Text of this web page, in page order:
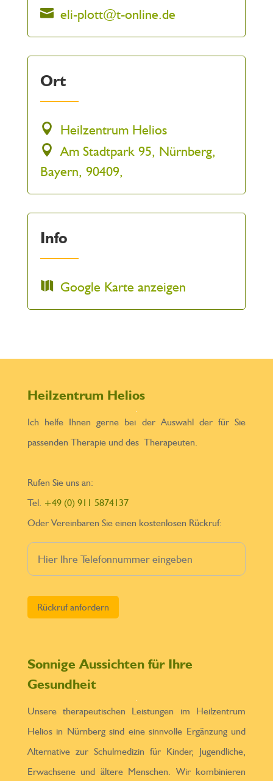
eli-plott@t-online.de
Ort
Heilzentrum Helios
Am Stadtpark 95, Nürnberg,
Bayern, 90409,
Info
Google Karte anzeigen
Heilzentrum Helios
Ich helfe Ihnen gerne bei der Auswahl der für Sie
passenden Therapie und des Therapeuten.
Rufen Sie uns an:
Tel. +49 (0) 911 5874137
Oder Vereinbaren Sie einen kostenlosen Rückruf:
Sonnige Aussichten für Ihre
Gesundheit
Unsere therapeutischen Leistungen im Heilzentrum
Helios in Nürnberg sind eine sinnvolle Ergänzung und
Alternative zur Schulmedizin für Kinder, Jugendliche,
Erwachsene und ältere Menschen. Wir kombinieren